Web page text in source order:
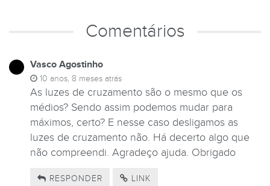
Comentários
Vasco Agostinho
10 anos, 8 meses atrás
As luzes de cruzamento são o mesmo que os
médios? Sendo assim podemos mudar para
máximos, certo? E nesse caso desligamos as
luzes de cruzamento não. Há decerto algo que
não compreendi. Agradeço ajuda. Obrigado
RESPONDER LINK